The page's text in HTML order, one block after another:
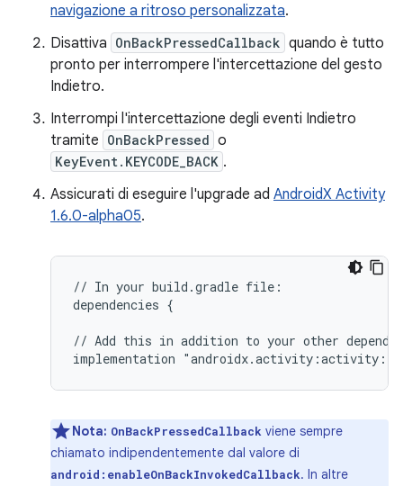
navigazione a ritroso personalizzata.
Disattiva OnBackPressedCallback quando è tutto
pronto per interrompere l'intercettazione del gesto
Indietro.
Interrompi l'intercettazione degli eventi Indietro
tramite OnBackPressed o
KeyEvent.KEYCODE_BACK .
Assicurati di eseguire l'upgrade ad AndroidX Activity
1.6.0-alpha05.
// In your build.gradle file:
dependencies {
// Add this in addition to your other
implementation
Nota: OnBackPressedCallback viene sempre
chiamato indipendentemente dal valore di
android:enableOnBackInvokedCallback. In altre